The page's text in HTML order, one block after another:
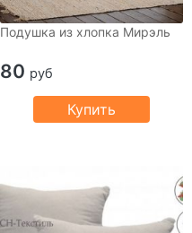
Подушка из хлопка Мирэль
80 руб
Купить